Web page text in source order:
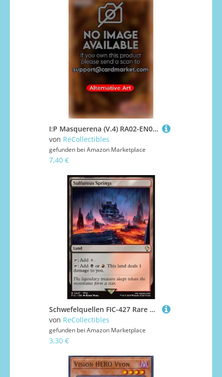
I:P Masquerena (V.4) RA02-EN042 Platinum Secret Rare Englisch Boosterfrisch 1. Auflage - 25th Anniversary Rarity Collection II - mit ReCollectibles-Versandschutz - für Yu-Gi-Oh!
von ReCollectibles
gefunden bei Amazon Marketplace
7,40 €
Schwefelquellen FIC-427 Rare Deutsch Boosterfrisch - Commander: Magic: The Gathering - FINAL Fantasy - mit ReCollectibles-Versandschutz - für Magic/MTG
von ReCollectibles
gefunden bei Amazon Marketplace
3,30 €